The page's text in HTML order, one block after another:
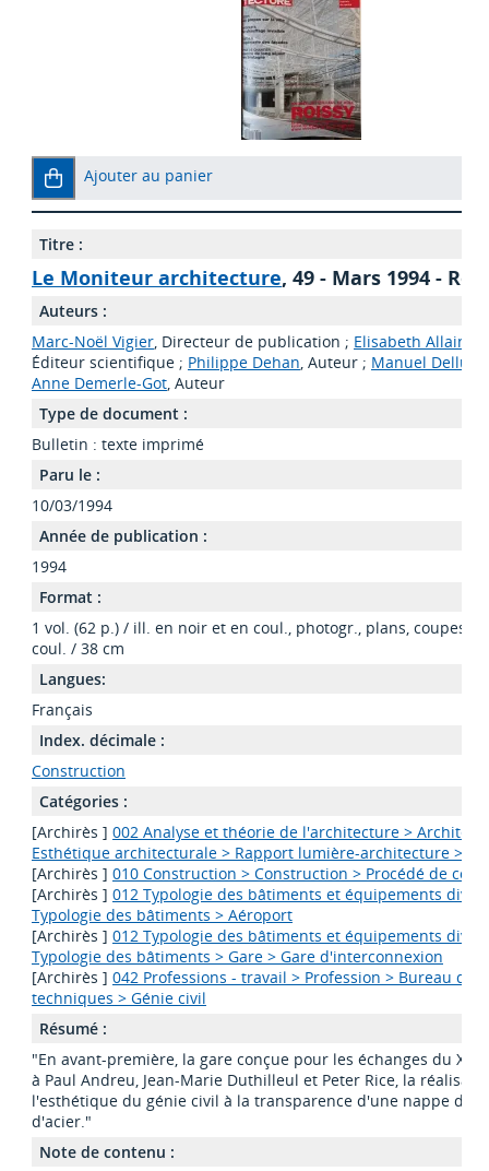
Ajouter au panier
Titre :
Le Moniteur architecture, 49 - Mars 1994 -
Auteurs :
Marc-Noël Vigier, Directeur de publication ; Elisabeth Allain-
Éditeur scientifique ; Philippe Dehan, Auteur ; Manuel Delluc
Anne Demerle-Got, Auteur
Type de document :
Bulletin : texte imprimé
Paru le :
10/03/1994
Année de publication :
1994
Format :
1 vol. (62 p.) / ill. en noir et en coul., photogr., plans, coupes,
coul. / 38 cm
Langues:
Français
Index. décimale :
Construction
Catégories :
[Archirès ] 002 Analyse et théorie de l'architecture >
Esthétique architecturale > Rapport lumière-architecture >
[Archirès ] 010 Construction > Construction > Procédé de
[Archirès ] 012 Typologie des bâtiments et équipements
Typologie des bâtiments > Aéroport
[Archirès ] 012 Typologie des bâtiments et équipements
Typologie des bâtiments > Gare > Gare d'interconnexion
[Archirès ] 042 Professions - travail > Profession > Bureau
techniques > Génie civil
Résumé :
"En avant-première, la gare conçue pour les échanges du
à Paul Andreu, Jean-Marie Duthilleul et Peter Rice, la
l'esthétique du génie civil à la transparence d'une nappe de
d'acier."
Note de contenu :